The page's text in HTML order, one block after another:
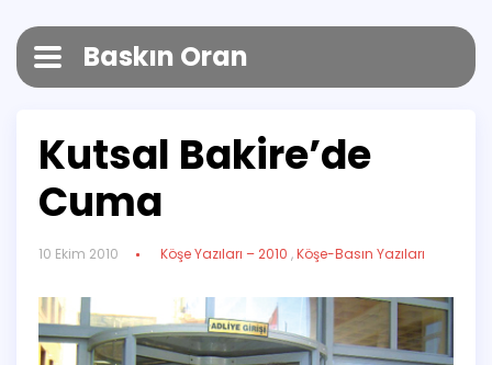
Baskın Oran
Kutsal Bakire’de
Cuma
10 Ekim 2010 Köşe Yazıları – 2010 ,Köşe-Basın Yazıları